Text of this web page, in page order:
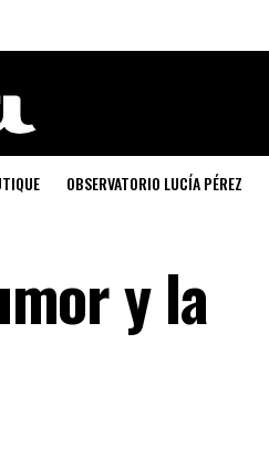
OBSERVATORIO LUCÍA PÉREZ
y la